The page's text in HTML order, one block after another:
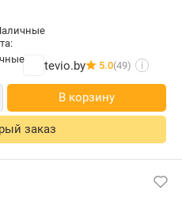
наличные
tevio.by 5.0(49) i
В корзину
заказ